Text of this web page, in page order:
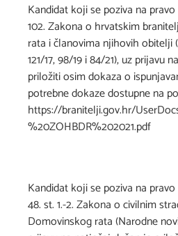
Kandidat koji se poziva na
102. Zakona o hrvatskim
rata i članovima njihovih obitelji
121/17, 98/19 i 84/21), uz prijavu
priložiti osim dokaza o
potrebne dokaze dostupne na
https://branitelji.gov.hr/
%20ZOHBDR%202021.pdf
Kandidat koji se poziva na
48. st. 1.-2. Zakona o civilnim
Domovinskog rata (Narodne